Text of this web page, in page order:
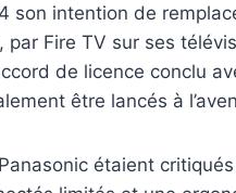
son intention de
par Fire TV sur ses
de licence conclu
être lancés à
étaient